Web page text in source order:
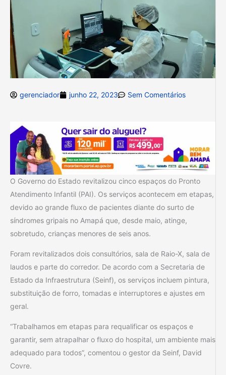
gerenciador junho 22, 2023 Sem Comentários
O Governo do Estado revitalizou cinco espaços do Pronto
Atendimento Infantil (PAI). Os serviços acontecem em etapas,
devido ao grande fluxo de pacientes diante do surto de
síndromes gripais no Amapá que, desde maio, atinge,
sobretudo, crianças menores de seis anos.
Foram revitalizados dois consultórios, sala de Raio-X, sala de
laudos e parte do corredor. De acordo com a Secretaria de
Estado da Infraestrutura (Seinf), os serviços incluem pintura,
substituição de forro, tomadas e interruptores e ajustes em
geral.
“Trabalhamos em etapas para requalificar os espaços e
garantir, sem atrapalhar o fluxo do hospital, um ambiente mais
adequado para todos”, comentou o gestor da Seinf, David
Covre.